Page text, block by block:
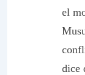
el
dice